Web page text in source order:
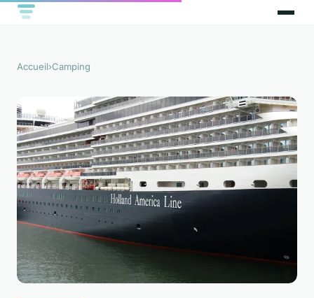
Accueil›Camping